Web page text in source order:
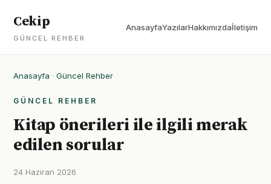
Cekip
GÜNCEL REHBER
AnasayfaYazılarHakkımızdaİletişim
Anasayfa · Güncel Rehber
GÜNCEL REHBER
Kitap önerileri ile ilgili merak
edilen sorular
24 Haziran 2026